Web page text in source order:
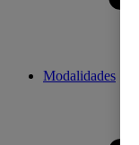
Modalidades